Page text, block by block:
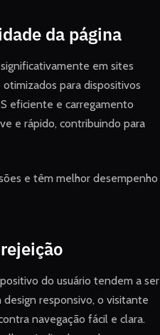
da página
em sites
para dispositivos
eficiente e carregamento
e rápido, contribuindo para
e têm melhor desempenho
do usuário tendem a ser
responsivo, o visitante
navegação fácil e clara.